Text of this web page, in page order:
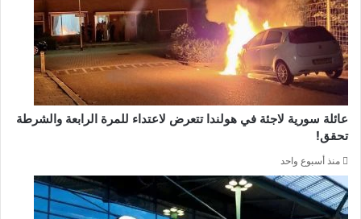
عائلة سورية لاجئة في هولندا تتعرض لاعتداء للمرة الرابعة والشرطة
تحقق!
منذ أسبوع واحد